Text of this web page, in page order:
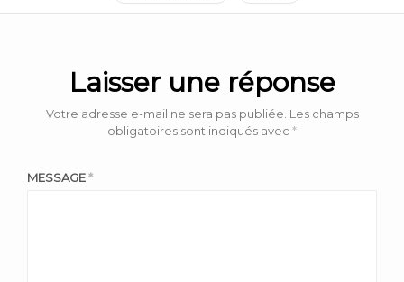
Laisser une réponse
Votre adresse e-mail ne sera pas publiée. Les champs
obligatoires sont indiqués avec *
MESSAGE*